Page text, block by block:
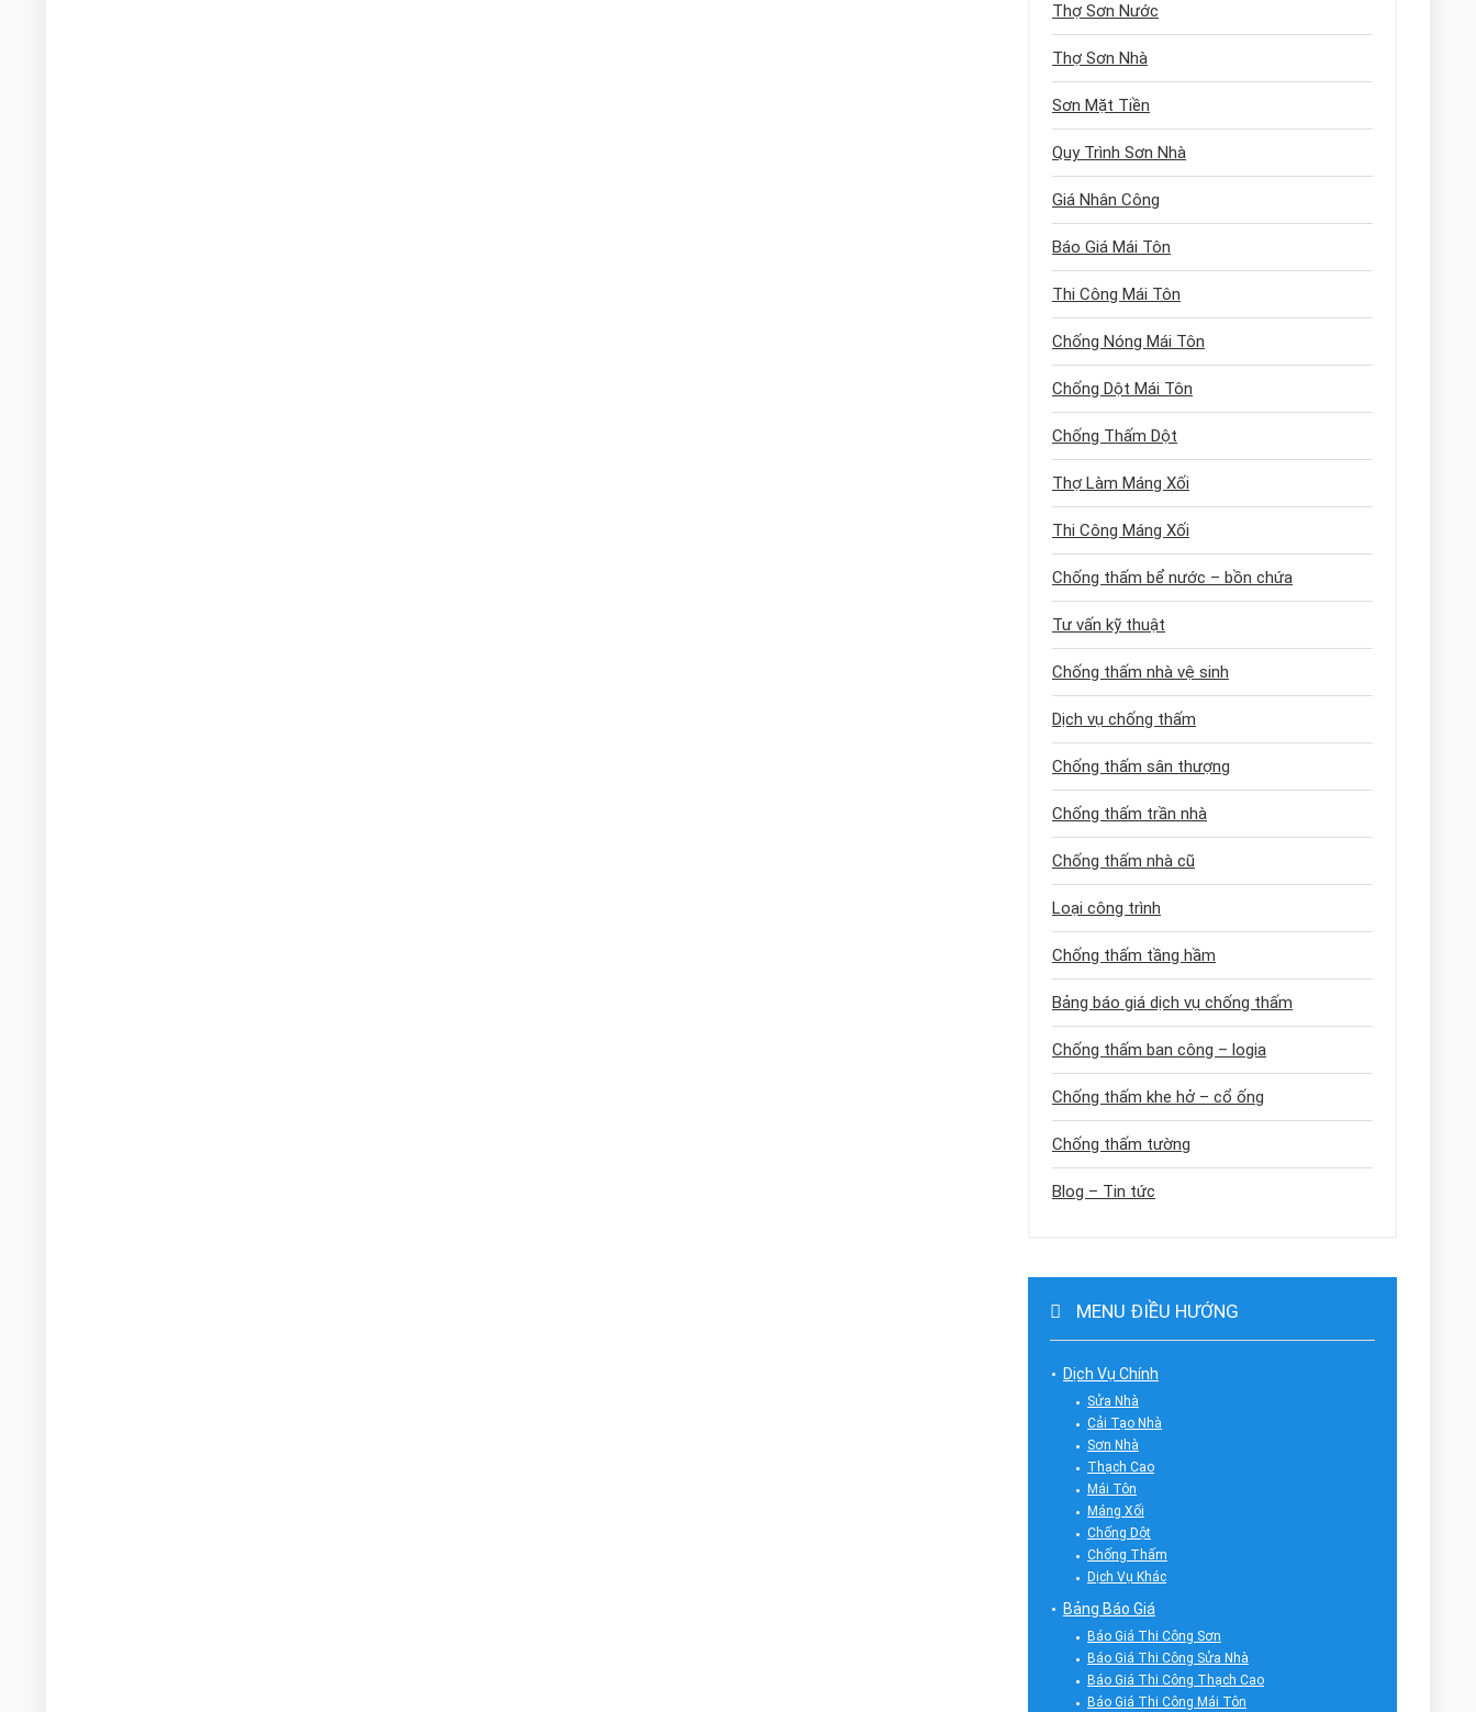
Thợ Sơn Nước
Thợ Sơn Nhà
Sơn Mặt Tiền
Quy Trình Sơn Nhà
Giá Nhân Công
Báo Giá Mái Tôn
Thi Công Mái Tôn
Chống Nóng Mái Tôn
Chống Dột Mái Tôn
Chống Thấm Dột
Thợ Làm Máng Xối
Thi Công Máng Xối
Chống thấm bể nước – bồn chứa
Tư vấn kỹ thuật
Chống thấm nhà vệ sinh
Dịch vụ chống thấm
Chống thấm sân thượng
Chống thấm trần nhà
Chống thấm nhà cũ
Loại công trình
Chống thấm tầng hầm
Bảng báo giá dịch vụ chống thấm
Chống thấm ban công – logia
Chống thấm khe hở – cổ ống
Chống thấm tường
Blog – Tin tức
MENU ĐIỀU HƯỚNG
Dịch Vụ Chính
Sửa Nhà
Cải Tạo Nhà
Sơn Nhà
Thạch Cao
Mái Tôn
Máng Xối
Chống Dột
Chống Thấm
Dịch Vụ Khác
Bảng Báo Giá
Báo Giá Thi Công Sơn
Báo Giá Thi Công Sửa Nhà
Báo Giá Thi Công Thạch Cao
Báo Giá Thi Công Mái Tôn